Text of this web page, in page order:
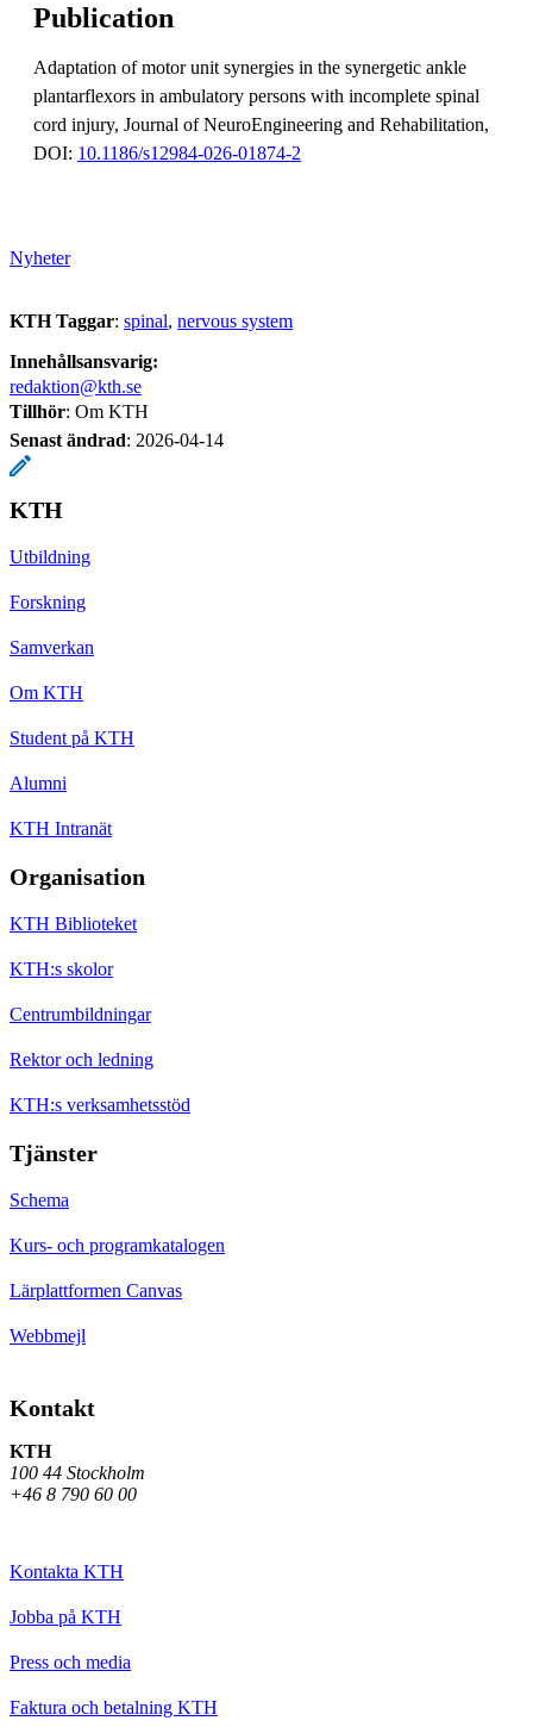
Publication
Adaptation of motor unit synergies in the synergetic ankle
plantarflexors in ambulatory persons with incomplete spinal
cord injury, Journal of NeuroEngineering and Rehabilitation,
DOI: 10.1186/s12984-026-01874-2
Nyheter
KTH Taggar: spinal nervous system
Innehållsansvarig:
redaktion@kth.se
Tillhör: Om KTH
Senast ändrad: 2026-04-14
KTH
Utbildning
Forskning
Samverkan
Om KTH
Student på KTH
Alumni
KTH Intranät
Organisation
KTH Biblioteket
KTH:s skolor
Centrumbildningar
Rektor och ledning
KTH:s verksamhetsstöd
Tjänster
Schema
Kurs- och programkatalogen
Lärplattformen Canvas
Webbmejl
Kontakt
KTH
100 44 Stockholm
+46 8 790 60 00
Kontakta KTH
Jobba på KTH
Press och media
Faktura och betalning KTH